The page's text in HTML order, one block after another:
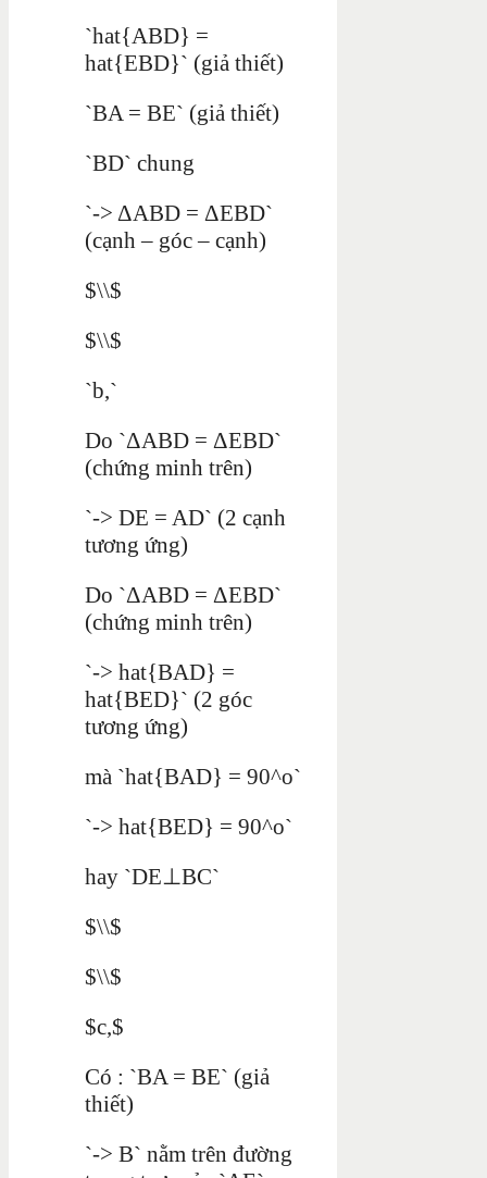
`hat{ABD} =
hat{EBD}` (giả thiết)
`BA = BE` (giả thiết)
`BD` chung
`-> ΔABD = ΔEBD`
(cạnh – góc – cạnh)
$\\$
$\\$
`b,`
Do `ΔABD = ΔEBD`
(chứng minh trên)
`-> DE = AD` (2 cạnh
tương ứng)
Do `ΔABD = ΔEBD`
(chứng minh trên)
`-> hat{BAD} =
hat{BED}` (2 góc
tương ứng)
mà `hat{BAD} = 90^o`
`-> hat{BED} = 90^o`
hay `DE⊥BC`
$\\$
$\\$
$c,$
Có : `BA = BE` (giả
thiết)
`-> B` nằm trên đường